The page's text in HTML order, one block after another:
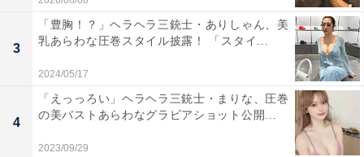
3
「豊胸！？」ヘラヘラ三銃士・ありしゃん、美
乳あらわな圧巻スタイル披露！ 「スタイ...
2024/05/17
4
「えっっろい」ヘラヘラ三銃士・まりな、圧巻
の美バストあらわなグラビアショット公開...
2023/09/29